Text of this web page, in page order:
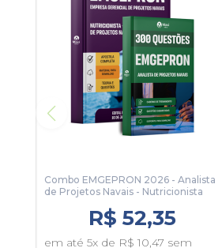
Matérias do caderno:
Língua Portuguesa
Raciocínio Lógico
Língua Inglesa
Combo EMGEPRON 2026 - Analista
de Projetos Navais - Nutricionista
R$ 52,35
em até 5x de R$ 10,47 sem